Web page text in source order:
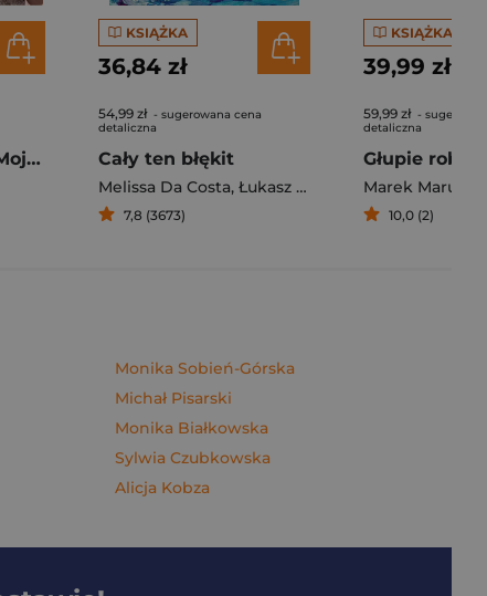
Pierogi z kimchi. Moje ulubione azjatyckie przepisy - książka z autografem
KSIĄŻKA
36,84 zł
54,99 zł - sugerowana cena
detaliczna
Cały ten błękit
Melissa Da Costa, Łukasz Müller
7,8 (3673)
KSIĄŻKA
39,99 zł
59,99 zł -
detaliczna
Marek
10,0 (2)
Monika Sobień-Górska
Michał Pisarski
Monika Białkowska
Sylwia Czubkowska
Alicja Kobza